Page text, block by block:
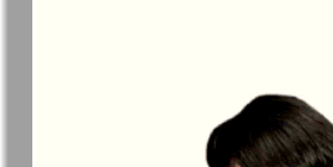
МК-Германия
планета мнений